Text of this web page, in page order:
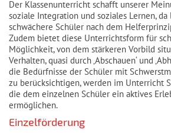
Der Klassenunterricht schafft unserer
soziale Integration und soziales Lernen,
schwächere Schüler nach dem
Zudem bietet diese Unterrichtsform für
Möglichkeit, von dem stärkeren Vorbild
Verhalten, quasi durch ‚Abschauen‘ und
die Bedürfnisse der Schüler mit
zu berücksichtigen, werden im Unterricht
die dem einzelnen Schüler ein aktives
ermöglichen.
Einzelförderung